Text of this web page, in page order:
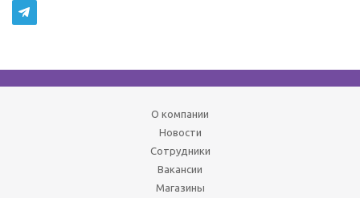
О компании
Новости
Сотрудники
Вакансии
Магазины